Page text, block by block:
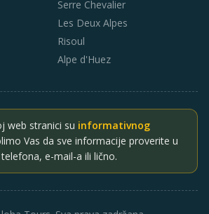
Serre Chevalier
Les Deux Alpes
Risoul
Alpe d'Huez
web stranici su informativnog
Vas da sve informacije proverite u
e-mail-a ili lično.